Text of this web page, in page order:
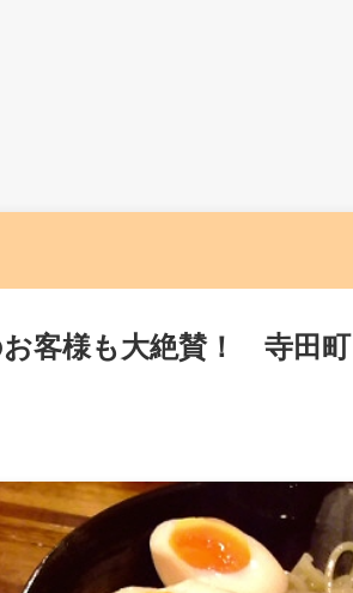
客様も大絶賛！ 寺田